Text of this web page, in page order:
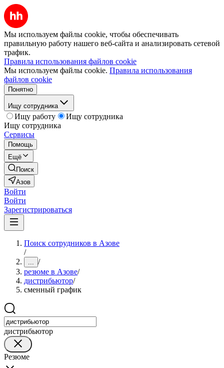
Мы используем файлы cookie, чтобы обеспечивать
правильную работу нашего веб-сайта и анализировать сетевой
трафик.
Правила использования файлов cookie
Мы используем файлы cookie. Правила использования
файлов cookie
Понятно
Ищу сотрудника
Ищу работу
Ищу сотрудника
Ищу сотрудника
Сервисы
Помощь
Ещё
Поиск
Азов
Войти
Войти
Зарегистрироваться
Поиск сотрудников в Азове
/
... /
резюме в Азове/
дистрибьютор/
сменный график
дистрибьютор
Резюме